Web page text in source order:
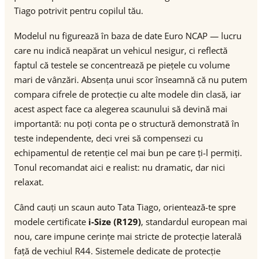
Tiago potrivit pentru copilul tău.
Modelul nu figurează în baza de date Euro NCAP — lucru
care nu indică neapărat un vehicul nesigur, ci reflectă
faptul că testele se concentrează pe piețele cu volume
mari de vânzări. Absența unui scor înseamnă că nu putem
compara cifrele de protecție cu alte modele din clasă, iar
acest aspect face ca alegerea scaunului să devină mai
importantă: nu poți conta pe o structură demonstrată în
teste independente, deci vrei să compensezi cu
echipamentul de retenție cel mai bun pe care ți-l permiți.
Tonul recomandat aici e realist: nu dramatic, dar nici
relaxat.
Când cauți un scaun auto Tata Tiago, orientează-te spre
modele certificate i-Size (R129), standardul european mai
nou, care impune cerințe mai stricte de protecție laterală
față de vechiul R44. Sistemele dedicate de protecție